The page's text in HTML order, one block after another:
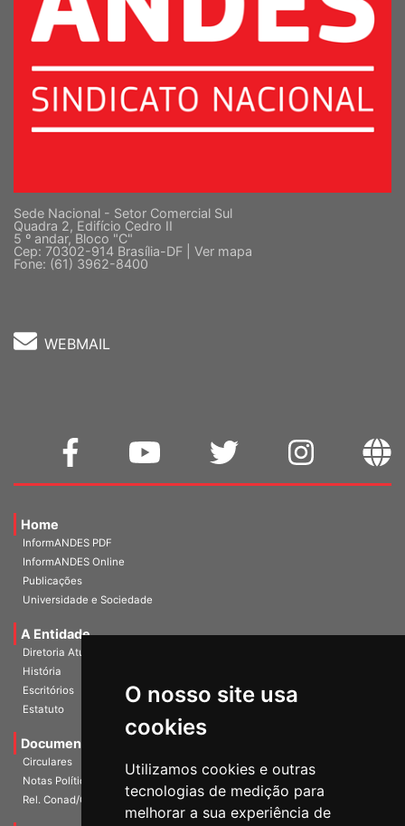
O nosso site usa
cookies
Utilizamos cookies e outras
tecnologias de medição para
melhorar a sua experiência de
Sede Nacional - Setor Comercial Sul
Quadra 2, Edifício Cedro II
5 º andar, Bloco "C"
Cep: 70302-914 Brasília-DF | Ver mapa
Fone: (61) 3962-8400
WEBMAIL
Home
InformANDES PDF
InformANDES Online
Publicações
Universidade e Sociedade
A Entidade
Diretoria Atual
História
Escritórios
Estatuto
Documentos
Circulares
Notas Políticas
Rel. Conad/Congresso